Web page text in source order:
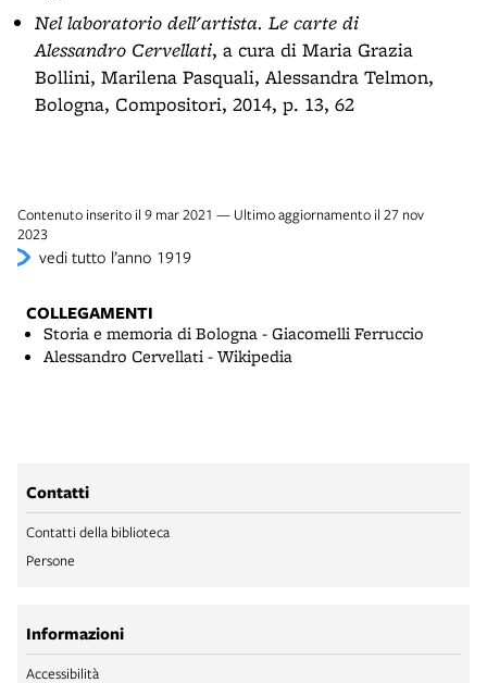
Nel laboratorio dell'artista. Le carte di
Alessandro Cervellati, a cura di Maria Grazia
Bollini, Marilena Pasquali, Alessandra Telmon,
Bologna, Compositori, 2014, p. 13, 62
Contenuto inserito il 9 mar 2021 — Ultimo aggiornamento il 27 nov
2023
vedi tutto l’anno 1919
COLLEGAMENTI
Storia e memoria di Bologna - Giacomelli Ferruccio
Alessandro Cervellati - Wikipedia
Contatti
Contatti della biblioteca
Persone
Informazioni
Accessibilità